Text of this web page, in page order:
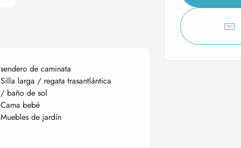
sendero de caminata
Silla larga / regata trasantlántica
/ baño de sol
Cama bebé
Muebles de jardín